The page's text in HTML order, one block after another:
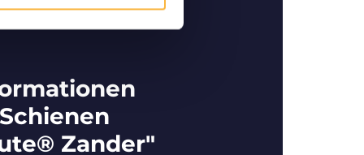
Zander"